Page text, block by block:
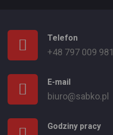
Telefon
+48 797 009 981
E-mail
biuro@sabko.pl
Godziny pracy